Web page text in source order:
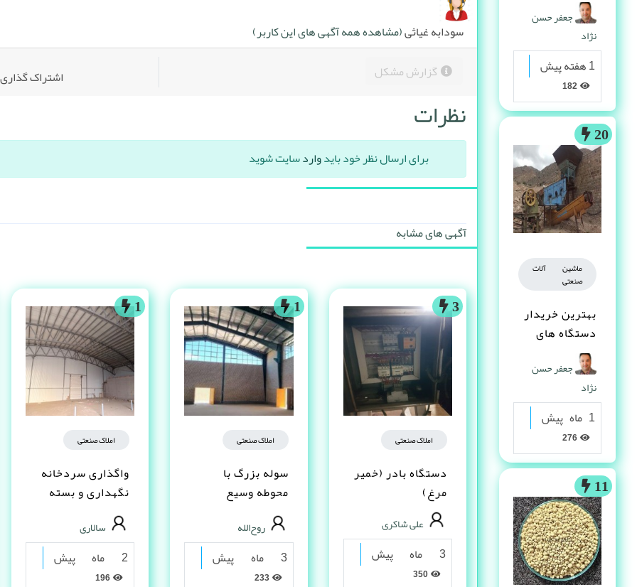
جعفر حسن
نژاد
1 هفته پیش
20
ماشین آلات
صنعتی
بهترین خریدار
دستگاه های
دست دوم
صنعتی کیست ؟
جعفر حسن
نژاد
1 ماه پیش
11
سودابه غیاثی(مشاهده همه آگهی های این کاربر)
گزارش مشکل اشتراک
نظرات
برای ارسال نظر خود بایدواردسایت شوید
آگهی های مشابه
3
املاک صنعتی
دستگاه بادر (خمیر
مرغ)
علی شاکری
3 ماه پیش
1
املاک صنعتی
سوله بزرگ با
محوطه وسیع
مناسب تولید و انبار
– یاسوجروح‌الله
3 ماه پیش
233
1
املاک صنعتی
واگذاری سردخانه
نگهداری و بسته
بندی خرما و
فراورده
سالاری
2 ماه پیش